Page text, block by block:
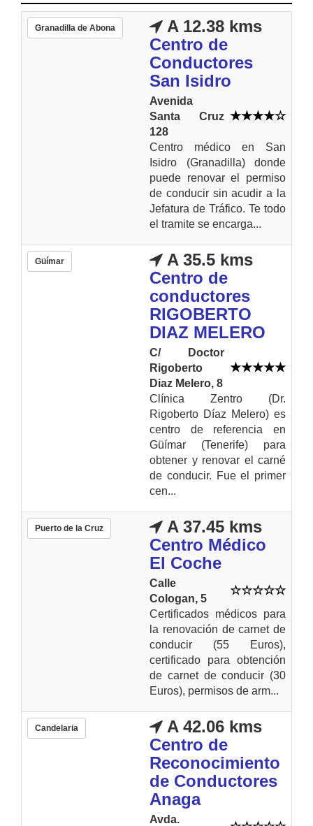
Granadilla de Abona
A 12.38 kms
Centro de
Conductores
San Isidro
Avenida
Santa Cruz
128
Centro médico en San
Isidro (Granadilla) donde
puede renovar el permiso
de conducir sin acudir a la
Jefatura de Tráfico. Te todo
el tramite se encarga...
Güímar
A 35.5 kms
Centro de
conductores
RIGOBERTO
DIAZ MELERO
C/ Doctor
Rigoberto
Diaz Melero, 8
Clínica Zentro (Dr.
Rigoberto Díaz Melero) es
centro de referencia en
Güímar (Tenerife) para
obtener y renovar el carné
de conducir. Fue el primer
cen...
Puerto de la Cruz
A 37.45 kms
Centro Médico
El Coche
Calle
Cologan, 5
Certificados médicos para
la renovación de carnet de
conducir (55 Euros),
certificado para obtención
de carnet de conducir (30
Euros), permisos de arm...
Candelaria
A 42.06 kms
Centro de
Reconocimiento
de Conductores
Anaga
Avda.